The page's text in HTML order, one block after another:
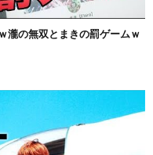
瀧の無双とまきの罰ゲームｗ